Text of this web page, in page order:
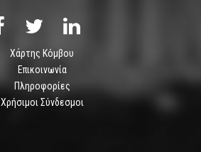
Χάρτης Κόμβου
Επικοινωνία
Πληροφορίες
Χρήσιμοι Σύνδεσμοι